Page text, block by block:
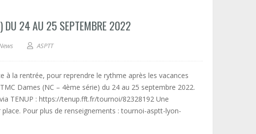
DU 24 AU 25 SEPTEMBRE 2022
ASPTT
à la rentrée, pour reprendre le rythme après les vacances
Dames (NC – 4ème série) du 24 au 25 septembre 2022.
TENUP : https://tenup.fft.fr/tournoi/82328192 Une
Pour plus de renseignements : tournoi-asptt-lyon-